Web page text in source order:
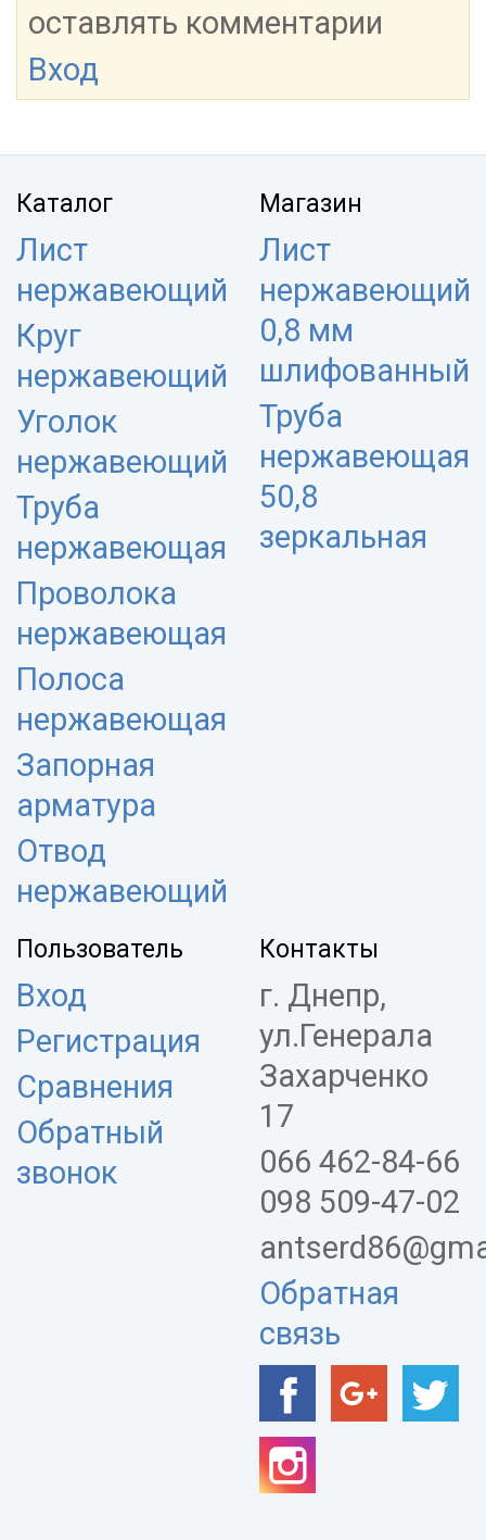
оставлять комментарии
Вход
Каталог
Лист
нержавеющий
Круг
нержавеющий
Уголок
нержавеющий
Труба
нержавеющая
Проволока
нержавеющая
Полоса
нержавеющая
Запорная
арматура
Отвод
нержавеющий
Магазин
Лист
нержавеющий
0,8 мм
шлифованный
Труба
нержавеющая
50,8
зеркальная
Пользователь
Вход
Регистрация
Сравнения
Обратный
звонок
Контакты
г. Днепр,
ул.Генерала
Захарченко
17
066 462-84-66
098 509-47-02
Обратная
связь